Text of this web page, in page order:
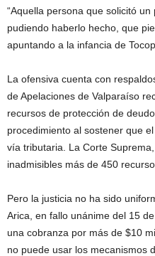
“Aquella persona que solicitó un
pudiendo haberlo hecho, que
apuntando a la infancia de
La ofensiva cuenta con
de Apelaciones de Valparaíso
recursos de protección de
procedimiento al sostener que
vía tributaria. La Corte
inadmisibles más de 450
Pero la justicia no ha sido
Arica, en fallo unánime del 15
una cobranza por más de $10
no puede usar los mecanismos